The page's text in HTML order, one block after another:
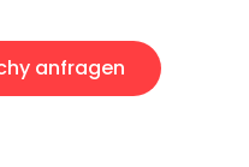
anfragen